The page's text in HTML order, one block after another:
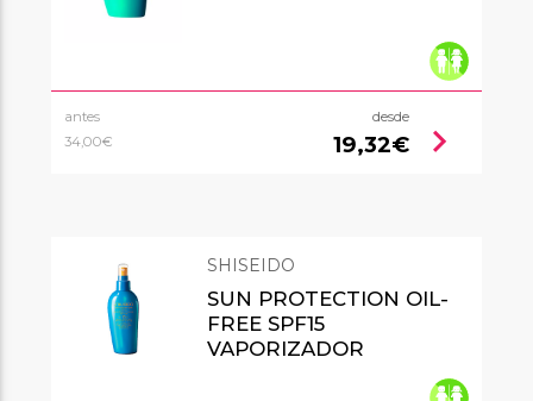
antes
34,00€
desde
19,32€ chevron_right
SHISEIDO
SUN PROTECTION OIL-
FREE SPF15
VAPORIZADOR